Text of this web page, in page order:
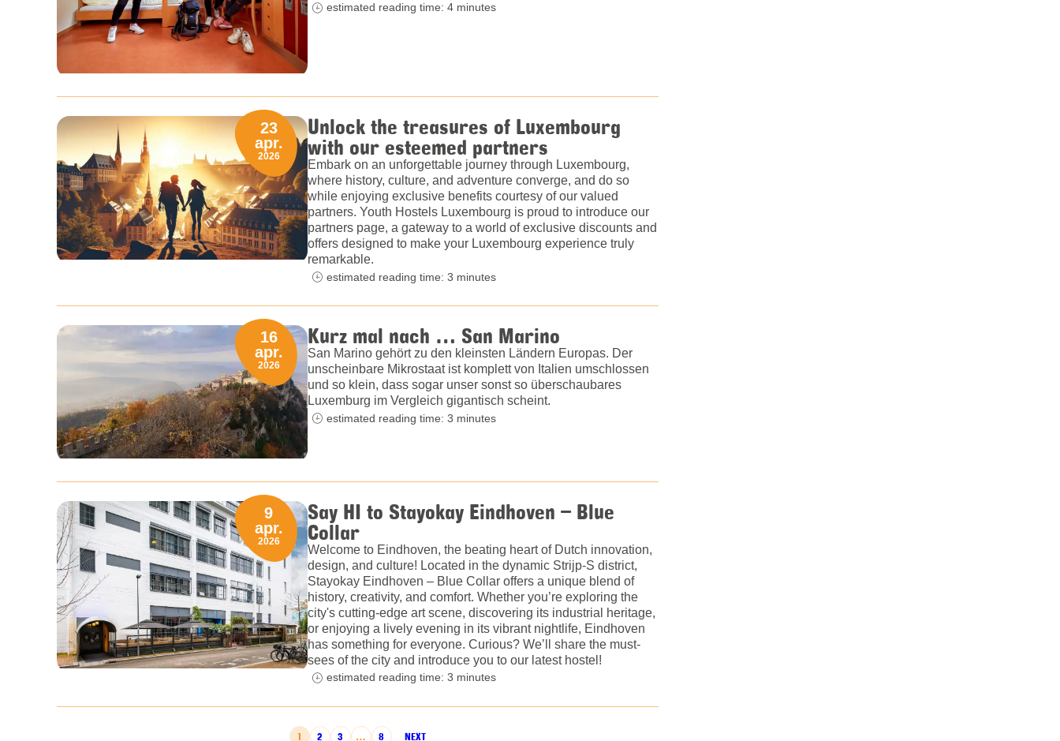
estimated reading time: 4 minutes
Unlock the treasures of Luxembourg
with our esteemed partners
Embark on an unforgettable journey through Luxembourg,
where history, culture, and adventure converge, and do so
while enjoying exclusive benefits courtesy of our valued
partners. Youth Hostels Luxembourg is proud to introduce our
partners page, a gateway to a world of exclusive discounts and
offers designed to make your Luxembourg experience truly
remarkable.
23
apr.
2026
estimated reading time: 3 minutes
Kurz mal nach … San Marino
San Marino gehört zu den kleinsten Ländern Europas. Der
unscheinbare Mikrostaat ist komplett von Italien umschlossen
und so klein, dass sogar unser sonst so überschaubares
Luxemburg im Vergleich gigantisch scheint.
16
apr.
2026
estimated reading time: 3 minutes
Say HI to Stayokay Eindhoven – Blue
Collar
Welcome to Eindhoven, the beating heart of Dutch innovation,
design, and culture! Located in the dynamic Strijp-S district,
Stayokay Eindhoven – Blue Collar offers a unique blend of
history, creativity, and comfort. Whether you’re exploring the
city's cutting-edge art scene, discovering its industrial heritage,
or enjoying a lively evening in its vibrant nightlife, Eindhoven
has something for everyone. Curious? We’ll share the must-
sees of the city and introduce you to our latest hostel!
9
apr.
2026
estimated reading time: 3 minutes
1 2 3 … 8 NEXT